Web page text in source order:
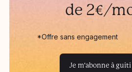
de 2€/
*Offre sans engagement
Je m'abonne à